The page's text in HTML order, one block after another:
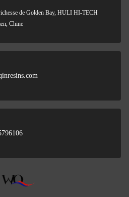
de Golden Bay, HULI HI-TECH
Chine